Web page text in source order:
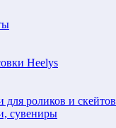
Heelys
для роликов и скейтов
сувениры